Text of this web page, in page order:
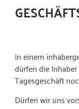
In einem
dürfen die
Tagesgeschäft
Dürfen wir uns